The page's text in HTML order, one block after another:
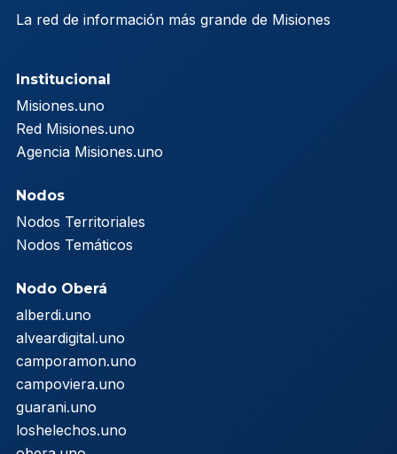
La red de información más grande de Misiones
Institucional
Misiones.uno
Red Misiones.uno
Agencia Misiones.uno
Nodos
Nodos Territoriales
Nodos Temáticos
Nodo Oberá
alberdi.uno
alveardigital.uno
camporamon.uno
campoviera.uno
guarani.uno
loshelechos.uno